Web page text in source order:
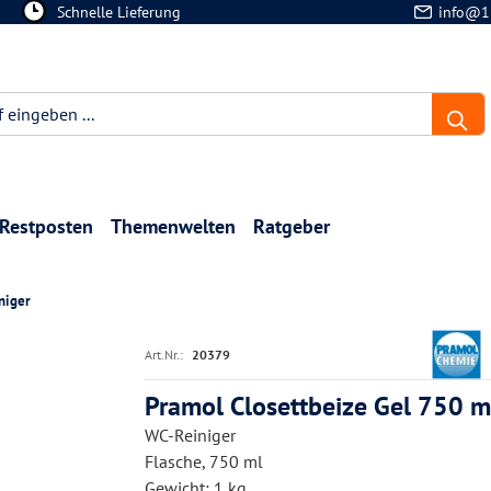
Schnelle Lieferung
Restposten Themenwelten Ratgeber
Art.Nr.: 20379
Pramol Closettbeize Gel 750
WC-Reiniger
Flasche, 750 ml